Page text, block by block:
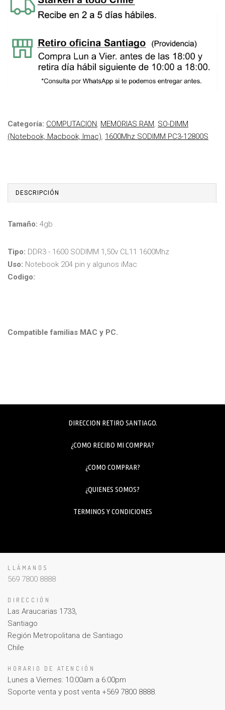
Categoría: COMPUTACION, MEMORIAS RAM, SO-DIMM
(Notebook, Macbook, Imac), 1600Mhz SODIMM PC3-12800S
DESCRIPCIÓN
Tamaño: 4gb
Tipo: DDR3 - 1600 SODIMM 1,50v CL11 1600Mhz
Uso: Notebook 204 pin y algunos iMac
Codigo:
Compatible familias MAC y PC.
DIRECCION RETIRO SANTIAGO.
¿COMO RECIBO MI COMPRA?
¿COMO COMPRAR?
¿QUIENES SOMOS?
TERMINOS Y CONDICIONES
LLÁMANOS
569 7800 8888
DIRECCIÓN
Las Araucarias 1733,
Santiago
Región Metropolitana de Santiago
Chile
HORARIO DE ATENCIÓN
Lunes a Viernes: 10:00am a 6:00pm
Soporte venta y post venta +569 7800 8888.